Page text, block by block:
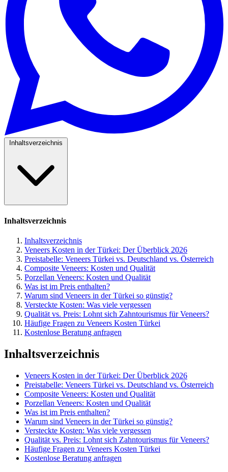
Inhaltsverzeichnis
Inhaltsverzeichnis
Inhaltsverzeichnis
Veneers Kosten in der Türkei: Der Überblick 2026
Preistabelle: Veneers Türkei vs. Deutschland vs. Österreich
Composite Veneers: Kosten und Qualität
Porzellan Veneers: Kosten und Qualität
Was ist im Preis enthalten?
Warum sind Veneers in der Türkei so günstig?
Versteckte Kosten: Was viele vergessen
Qualität vs. Preis: Lohnt sich Zahntourismus für Veneers?
Häufige Fragen zu Veneers Kosten Türkei
Kostenlose Beratung anfragen
Inhaltsverzeichnis
Veneers Kosten in der Türkei: Der Überblick 2026
Preistabelle: Veneers Türkei vs. Deutschland vs. Österreich
Composite Veneers: Kosten und Qualität
Porzellan Veneers: Kosten und Qualität
Was ist im Preis enthalten?
Warum sind Veneers in der Türkei so günstig?
Versteckte Kosten: Was viele vergessen
Qualität vs. Preis: Lohnt sich Zahntourismus für Veneers?
Häufige Fragen zu Veneers Kosten Türkei
Kostenlose Beratung anfragen